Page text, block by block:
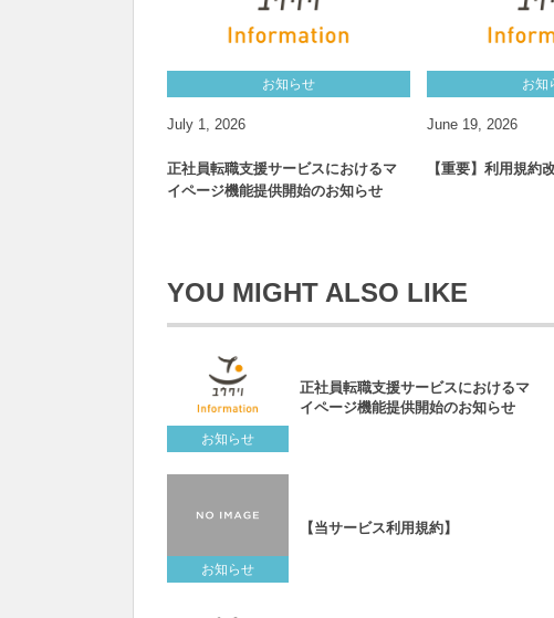
お知らせ
July 1, 2026
正社員転職支援サービスにおけるマ
イページ機能提供開始のお知らせ
お知
June 19, 2026
【重要】利用規約
YOU MIGHT ALSO LIKE
お知らせ
正社員転職支援サービスにおけるマ
イページ機能提供開始のお知らせ
お知らせ
【当サービス利用規約】